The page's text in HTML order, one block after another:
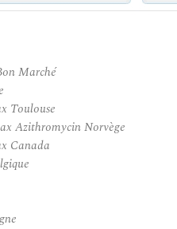
Marché
Toulouse
Azithromycin Norvège
Canada